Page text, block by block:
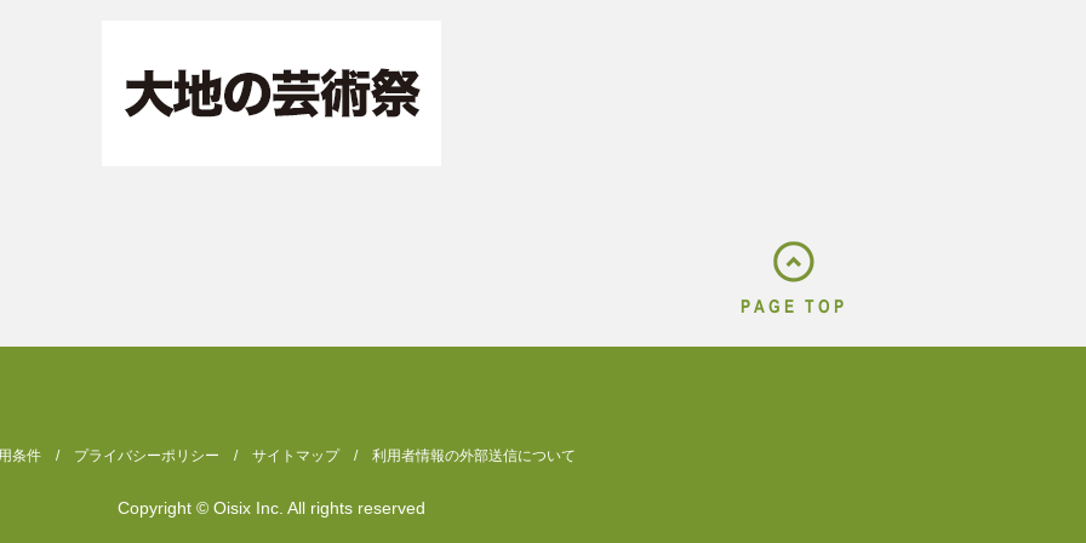
PAGE TOP
条件/ プライバシーポリシー / サイトマップ/ 利用者情報の外部送信について
Copyright © Oisix Inc. All rights reserved